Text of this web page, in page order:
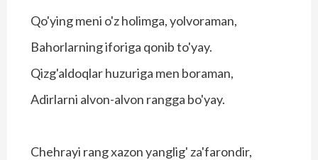
Qo'ying meni o'z holimga, yolvoraman,
Bahorlarning iforiga qonib to'yay.
Qizg'aldoqlar huzuriga men boraman,
Adirlarni alvon-alvon rangga bo'yay.
Chehrayi rang xazon yanglig' za'farondir,